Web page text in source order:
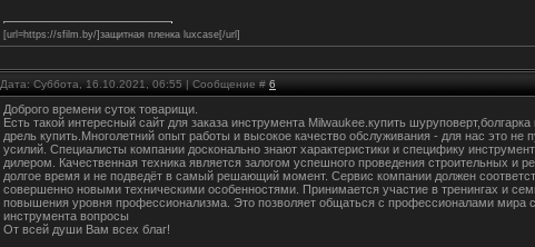
[url=https://sfilm.by/]защитная пленка luxcase[/url]
Дата: Суббота, 16.10.2021, 06:55 | Сообщение # 6
Доброго времени суток товарищи.
Есть такой интересный сайт для заказа инструмента Milwaukee.купить
дрель купить.Многолетний опыт работы и высокое качество обслуживания - для нас это
усилий. Специалисты компании досконально знают характеристики и специфику
дилером. Качественная техника является залогом успешного проведения строительных
долгое время и не подведёт в самый решающий момент. Сервис компании должен
совершенно новыми техническими особенностями. Принимается участие в тренингах и
повышения уровня профессионализма. Это позволяет общаться с профессионалами мира
инструмента вопросы
От всей души Вам всех благ!